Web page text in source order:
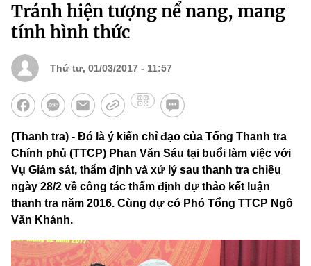
Tránh hiện tượng nể nang, mang
tính hình thức
Thứ tư, 01/03/2017 - 11:57
(Thanh tra) - Đó là ý kiến chỉ đạo của Tổng Thanh tra
Chính phủ (TTCP) Phan Văn Sáu tại buổi làm việc với
Vụ Giám sát, thẩm định và xử lý sau thanh tra chiều
ngày 28/2 về công tác thẩm định dự thảo kết luận
thanh tra năm 2016. Cùng dự có Phó Tổng TTCP Ngô
Văn Khánh.